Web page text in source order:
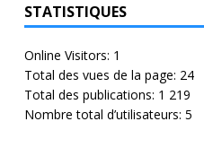
STATISTIQUES
Online Visitors: 1
Total des vues de la page: 24
Total des publications: 1 219
Nombre total d’utilisateurs: 5